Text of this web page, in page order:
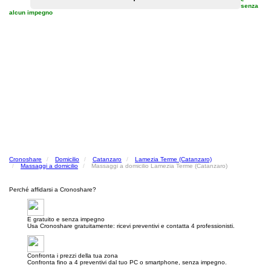
senza
alcun impegno
Cronoshare Domicilio Catanzaro
Lamezia Terme (Catanzaro)
Massaggi a domicilio
Massaggi a domicilio Lamezia Terme (Catanzaro)
Perché affidarsi a Cronoshare?
E gratuito e senza impegno
Usa Cronoshare gratuitamente: ricevi preventivi e contatta 4 professionisti.
Confronta i prezzi della tua zona
Confronta fino a 4 preventivi dal tuo PC o smartphone, senza impegno.